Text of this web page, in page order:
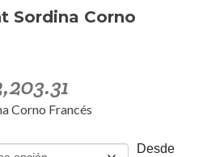
Sordina Corno
Corno Francés
Desde